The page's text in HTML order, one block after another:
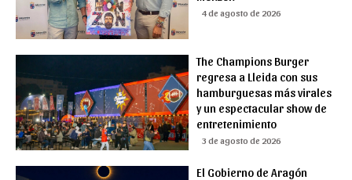
4 de agosto de 2026
The Champions Burger
regresa a Lleida con sus
hamburguesas más virales
y un espectacular show de
entretenimiento
3 de agosto de 2026
El Gobierno de Aragón